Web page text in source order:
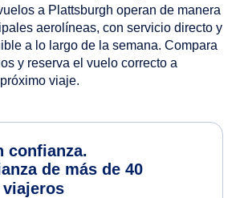
a Plattsburgh operan de manera
aerolíneas, con servicio directo y
a lo largo de la semana. Compara
y reserva el vuelo correcto a
viaje.
confianza.
de más de 40